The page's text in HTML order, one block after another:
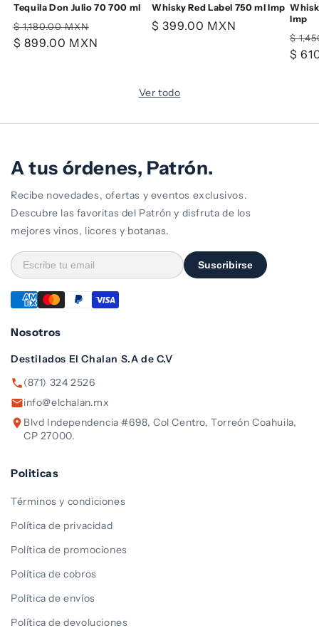
Tequila Don Julio 70 700 ml
Precio
habitual
$ 1,180.00 MXN
de
$ 899.00 MXN
Whisky Red Label 750 ml Imp
Precio
$ 399.00 MXN
Imp
$
$
Ver todo
A tus órdenes, Patrón.
Recibe novedades, ofertas y eventos exclusivos.
Descubre las favoritas del Patrón y disfruta de los
mejores vinos, licores y botanas.
Suscribirse
Nosotros
Destilados El Chalan S.A de C.V
(871) 324 2526
info@elchalan.mx
Blvd Independencia #698, Col Centro, Torreón Coahuila,
CP 27000.
Politicas
Términos y condiciones
Política de privacidad
Política de promociones
Política de cobros
Política de envíos
Política de devoluciones